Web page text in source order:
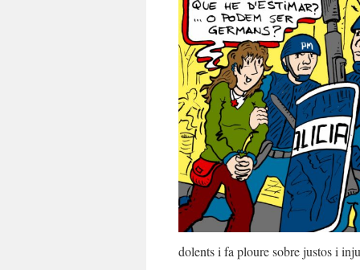
dolents i fa ploure sobre justos i